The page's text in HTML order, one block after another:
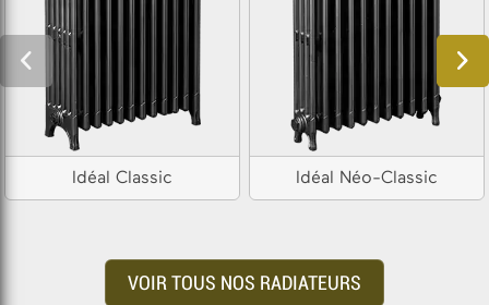
Idéal Classic Idéal Néo-Classic
VOIR TOUS NOS RADIATEURS